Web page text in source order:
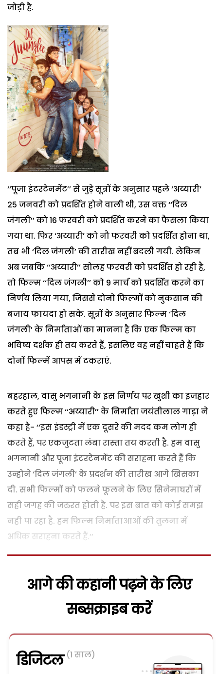
जोड़ी है.
‘‘पूजा इंटरटेनमेंट’’ से जुड़े सूत्रों के अनुसार पहले ‘अय्यारी’
25 जनवरी को प्रदर्शित होने वाली थी, उस वक्त ‘‘दिल
जंगली’’ को 16 फरवरी को प्रदर्शित करने का फैसला किया
गया था. फिर ‘अय्यारी’ को नौ फरवरी को प्रदर्शित होना था,
तब भी ‘दिल जंगली’ की तारीख नहीं बदली गयी. लेकिन
अब जबकि ‘‘अय्यारी’’ सोलह फरवरी को प्रदर्शित हो रही है,
तो फिल्म ‘‘दिल जंगली’’ को 9 मार्च को प्रदर्शित करने का
निर्णय लिया गया, जिससे दोनो फिल्मों को नुकसान की
बजाय फायदा हो सके. सूत्रों के अनुसार फिल्म ‘दिल
जंगली’ के निर्माताओं का मानना है कि एक फिल्म का
भविष्य दर्शक ही तय करते हैं, इसलिए वह नहीं चाहते हैं कि
दोनों फिल्में आपस में टकराएं.
बहरहाल, वासु भगनानी के इस निर्णय पर खुशी का इजहार
करते हुए फिल्म ‘‘अय्यारी’’ के निर्माता जयंतीलाल गाड़ा ने
कहा है- ‘‘इस इंडस्ट्री में एक दूसरे की मदद कम लोग ही
करते हैं, पर एकजुटता लंबा रास्ता तय करती है. हम वासु
भगनानी और पूजा इंटरटेनमेंट की सराहना करते हैं कि
उन्होने ‘दिल जंगली’ के प्रदर्शन की तारीख आगे खिसका
दी. सभी फिल्मों को फलने फूलने के लिए सिनेमाघरों में
सही जगह की जरुरत होती है. पर इस बात को कोई समझ
नही पा रहा है. हम फिल्म निर्माताआओं की तुलना में
अधिक सराहना करते हैं.’’
आगे की कहानी पढ़ने के लिए
सब्सक्राइब करें
डिजिटल (1 साल)